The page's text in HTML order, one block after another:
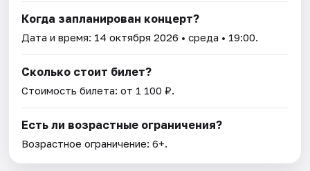
Когда запланирован концерт?
Дата и время: 14 октября 2026 • среда • 19:00.
Сколько стоит билет?
Стоимость билета: от 1 100 ₽.
Есть ли возрастные ограничения?
Возрастное ограничение: 6+.